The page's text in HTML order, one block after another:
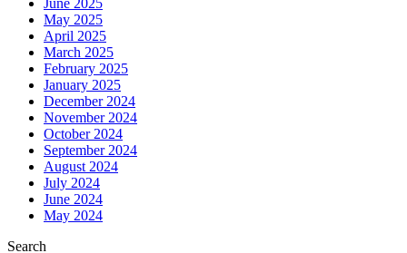
June 2025
May 2025
April 2025
March 2025
February 2025
January 2025
December 2024
November 2024
October 2024
September 2024
August 2024
July 2024
June 2024
May 2024
Search